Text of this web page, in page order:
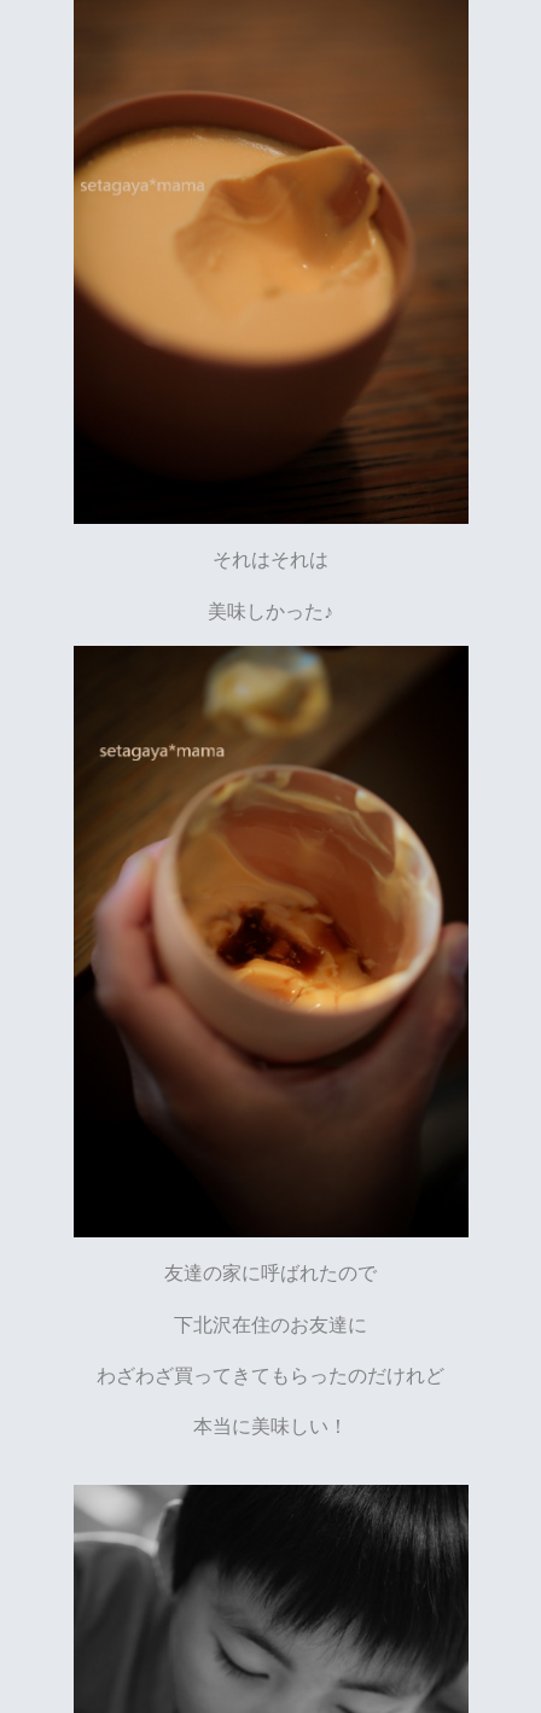
それはそれは
美味しかった♪
友達の家に呼ばれたので
下北沢在住のお友達に
わざわざ買ってきてもらったのだけれど
本当に美味しい！